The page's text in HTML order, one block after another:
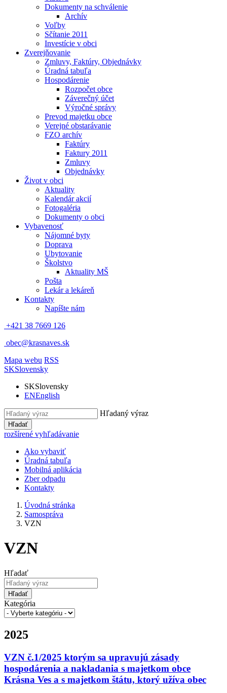
Dokumenty na schválenie
Archív
Voľby
Sčítanie 2011
Investície v obci
Zverejňovanie
Zmluvy, Faktúry, Objednávky
Úradná tabuľa
Hospodárenie
Rozpočet obce
Záverečný účet
Výročné správy
Prevod majetku obce
Verejné obstarávanie
FZO archív
Faktúry
Faktury 2011
Zmluvy
Objednávky
Život v obci
Aktuality
Kalendár akcií
Fotogaléria
Dokumenty o obci
Vybavenosť
Nájomné byty
Doprava
Ubytovanie
Školstvo
Aktuality MŠ
Pošta
Lekár a lekáreň
Kontakty
Napíšte nám
+421 38 7669 126
obec@krasnaves.sk
Mapa webu RSS
SKSlovensky
SKSlovensky
ENEnglish
Hľadaný výraz
Hľadať
rozšírené vyhľadávanie
Ako vybaviť
Úradná tabuľa
Mobilná aplikácia
Zber odpadu
Kontakty
Úvodná stránka
Samospráva
VZN
VZN
Hľadať
Hľadať
Kategória
2025
VZN č.1/2025 ktorým sa upravujú zásady
hospodárenia a nakladania s majetkom obce
Krásna Ves a s majetkom štátu, ktorý užíva obec